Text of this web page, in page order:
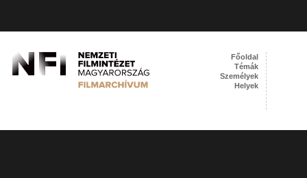
Főoldal
Témák
Személyek
Helyek